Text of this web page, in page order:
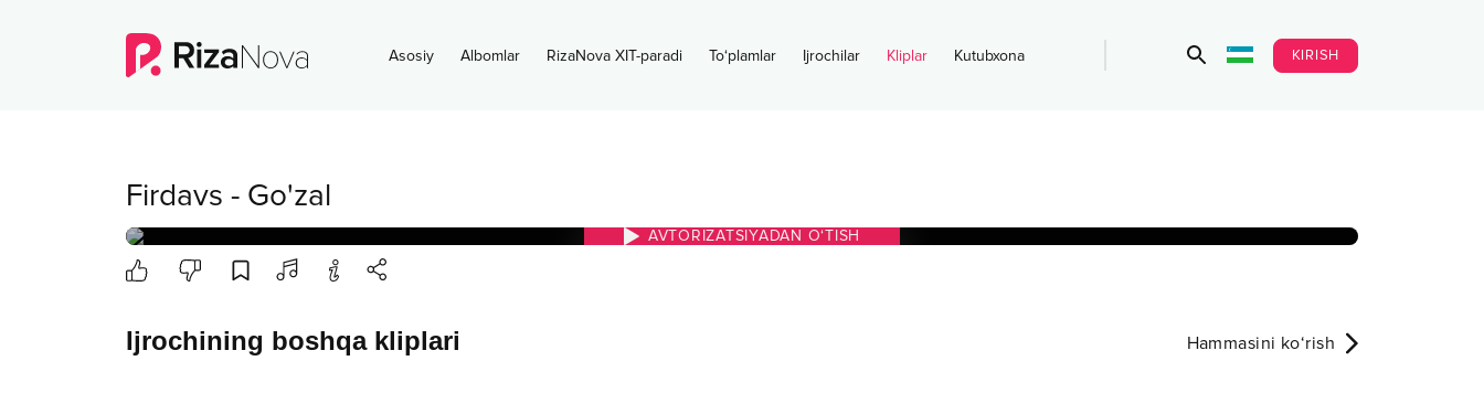
Asosiy Albomlar RizaNova XIT-paradi To‘plamlar Ijrochilar Kliplar Kutubxona KIRISH
Firdavs - Go'zal
AVTORIZATSIYADAN O‘TISH
Ijrochining boshqa kliplari Hammasini ko‘rish